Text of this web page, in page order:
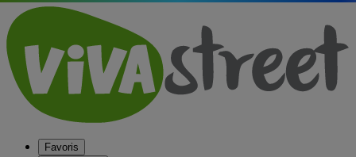
Favoris